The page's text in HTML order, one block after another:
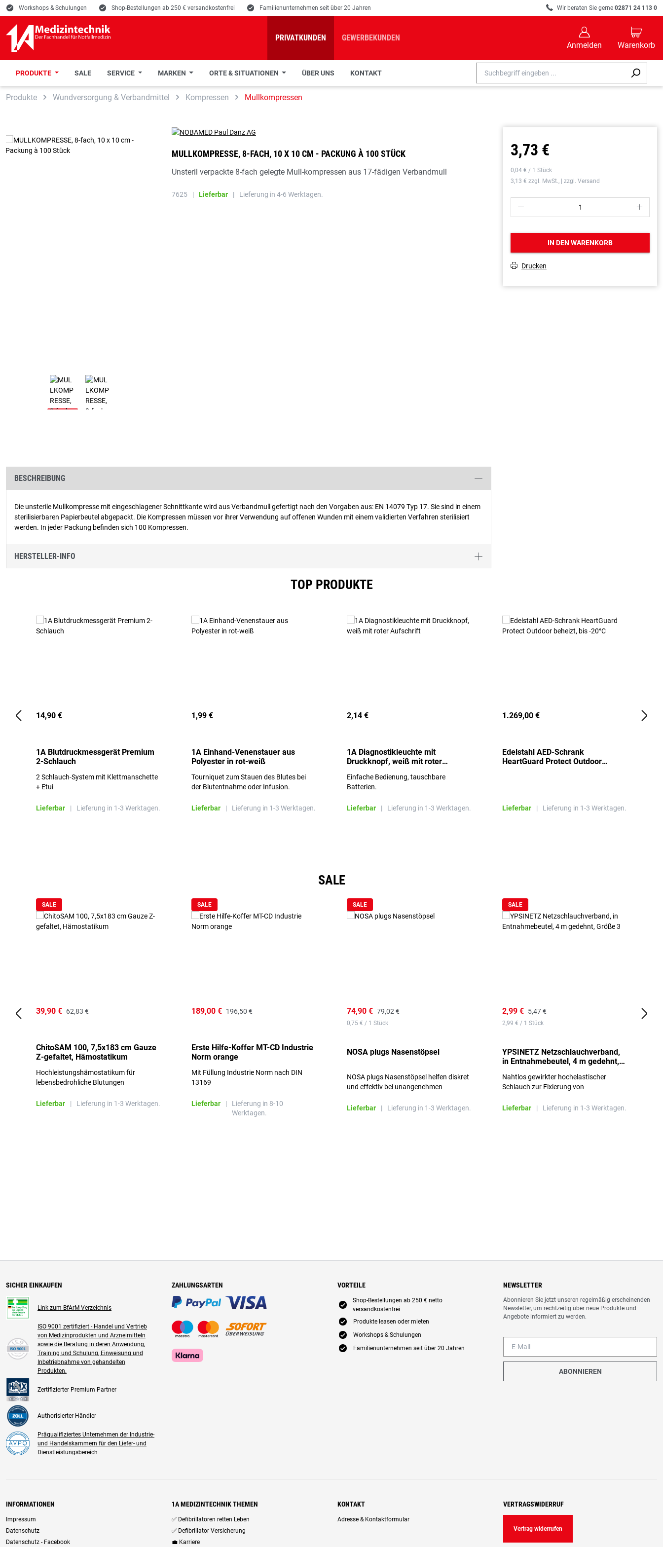
Zur Suche springen
Zur Hauptnavigation springen
E Workshops & Schulungen E Shop-Bestellungen ab 250 € versandkostenfrei E Familienunternehmen seit über 20 Jahren R Wir beraten Sie gerne 02871 24 113 0
PRIVATKUNDEN GEWERBEKUNDEN
B
Anmelden
C
Warenkorb
PRODUKTE SALE SERVICE MARKEN ORTE & SITUATIONEN ÜBER UNS KONTAKT
Produkte Wundversorgung & Verbandmittel Kompressen Mullkompressen
MULLKOMPRESSE, 8-FACH, 10 X 10 CM - PACKUNG À 100 STÜCK
Unsteril verpackte 8-fach gelegte Mull-kompressen aus 17-fädigen Verbandmull
7625 | Lieferbar | Lieferung in 4-6 Werktagen.
BESCHREIBUNG
Die unsterile Mullkompresse mit eingeschlagener Schnittkante wird aus Verbandmull gefertigt nach den Vorgaben aus: EN 14079 Typ 17. Sie sind in einem
sterilisierbaren Papierbeutel abgepackt. Die Kompressen müssen vor ihrer Verwendung auf offenen Wunden mit einem validierten Verfahren sterilisiert
werden. In jeder Packung befinden sich 100 Kompressen.
HERSTELLER-INFO
3,73 €
0,04 € / 1 Stück
3,13 € zzgl. MwSt., | zzgl. Versand
P S
IN DEN WARENKORB
T Drucken
TOP PRODUKTE
14,90 €
1A Blutdruckmessgerät Premium
2-Schlauch
2 Schlauch-System mit Klettmanschette
+ Etui
Lieferbar | Lieferung in 1-3 Werktagen.
1,99 €
1A Einhand-Venenstauer aus
Polyester in rot-weiß
Tourniquet zum Stauen des Blutes bei
der Blutentnahme oder Infusion.
Lieferbar | Lieferung in 1-3 Werktagen.
2,14 €
1A Diagnostikleuchte mit
Druckknopf, weiß mit roter
Einfache Bedienung, tauschbare
Batterien.
Lieferbar | Lieferung in 1-3 Werktagen.
1.269,00 €
Edelstahl AED-Schrank
HeartGuard Protect Outdoor
Lieferbar | Lieferung in 1-3 Werktagen.
SALE
SALE
39,90 € 62,83 €
ChitoSAM 100, 7,5x183 cm Gauze
Z-gefaltet, Hämostatikum
Hochleistungshämostatikum für
lebensbedrohliche Blutungen
Lieferbar | Lieferung in 1-3 Werktagen.
SALE
189,00 € 196,50 €
Erste Hilfe-Koffer MT-CD Industrie
Norm orange
Mit Füllung Industrie Norm nach DIN
13169
Lieferbar |
Lieferung in 8-10
Werktagen.
SALE
74,90 € 79,02 €
0,75 € / 1 Stück
NOSA plugs Nasenstöpsel
NOSA plugs Nasenstöpsel helfen diskret
und effektiv bei unangenehmen
beeinträchtigen.
Lieferbar | Lieferung in 1-3 Werktagen.
SALE
2,99 € 5,47 €
2,99 € / 1 Stück
YPSINETZ Netzschlauchverband,
in Entnahmebeutel, 4 m gedehnt,
Nahtlos gewirkter hochelastischer
Schlauch zur Fixierung von
Lieferbar
| Lieferung in 1-3 Werktagen.
SICHER EINKAUFEN
Link zum BfArM-Verzeichnis
ISO 9001 zertifiziert - Handel und Vertrieb
von Medizinprodukten und Arzneimitteln
sowie die Beratung in deren Anwendung,
Training und Schulung, Einweisung und
Inbetriebnahme von gehandelten
Produkten.
Zertifizierter Premium Partner
Authorisierter Händler
Präqualifiziertes Unternehmen der Industrie-
und Handelskammern für den Liefer- und
Dienstleistungsbereich
ZAHLUNGSARTEN VORTEILE
E
Shop-Bestellungen ab 250 € netto
versandkostenfrei
E Produkte leasen oder mieten
E Workshops & Schulungen
E Familienunternehmen seit über 20 Jahren
NEWSLETTER
Abonnieren Sie jetzt unseren regelmäßig erscheinenden
Newsletter, um rechtzeitig über neue Produkte und
Angebote informiert zu werden.
ABONNIEREN
INFORMATIONEN
Impressum
Datenschutz
Datenschutz - Facebook
1A MEDIZINTECHNIK THEMEN
✅ Defibrillatoren retten Leben
✅ Defibrillator Versicherung
💼 Karriere
KONTAKT
Adresse & Kontaktformular
VERTRAGSWIDERRUF
Vertrag widerrufen